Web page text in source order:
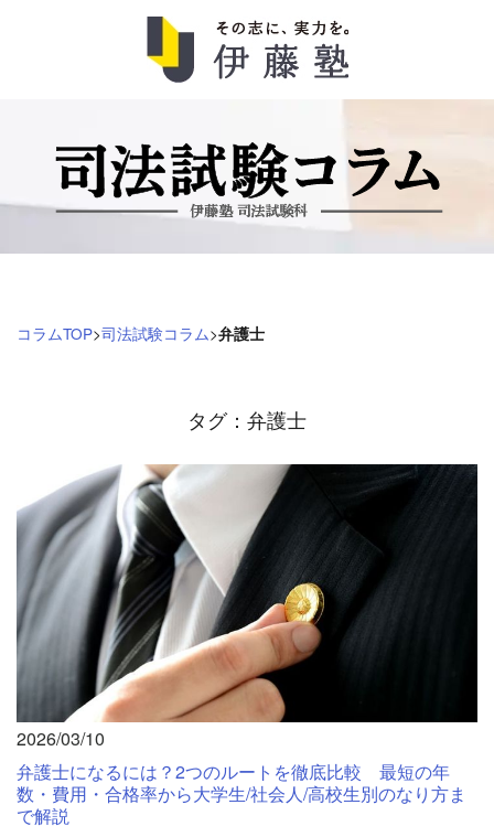
コラムTOP>司法試験コラム>弁護士
タグ：弁護士
2026/03/10
弁護士になるには？2つのルートを徹底比較 最短の年
数・費用・合格率から大学生/社会人/高校生別のなり方ま
で解説